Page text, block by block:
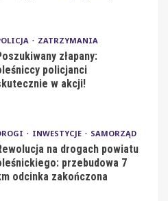
ZATRZYMANIA
złapany:
policjanci
w akcji!
INWESTYCJE SAMORZĄD
na drogach powiatu
przebudowa 7
odcinka zakończona